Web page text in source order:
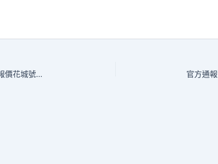
廣東為何需求一艘“專屬”郵輪？愛達·OSDER奧斯德材料報價花城號出塢背后有一盤陸地經濟年夜棋局